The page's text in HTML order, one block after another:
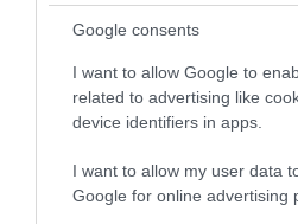
Google consents
I want to allow Google to
related to advertising like
device identifiers in apps.
I want to allow my user data
Google for online advertising
A 2014-ben Nobel-díjjal
bebizonyította, hogy az
úgynevezett helysejtekkel és
amelyek a térbeli
is kimutatták, hogy ez a
képes újraszervezni